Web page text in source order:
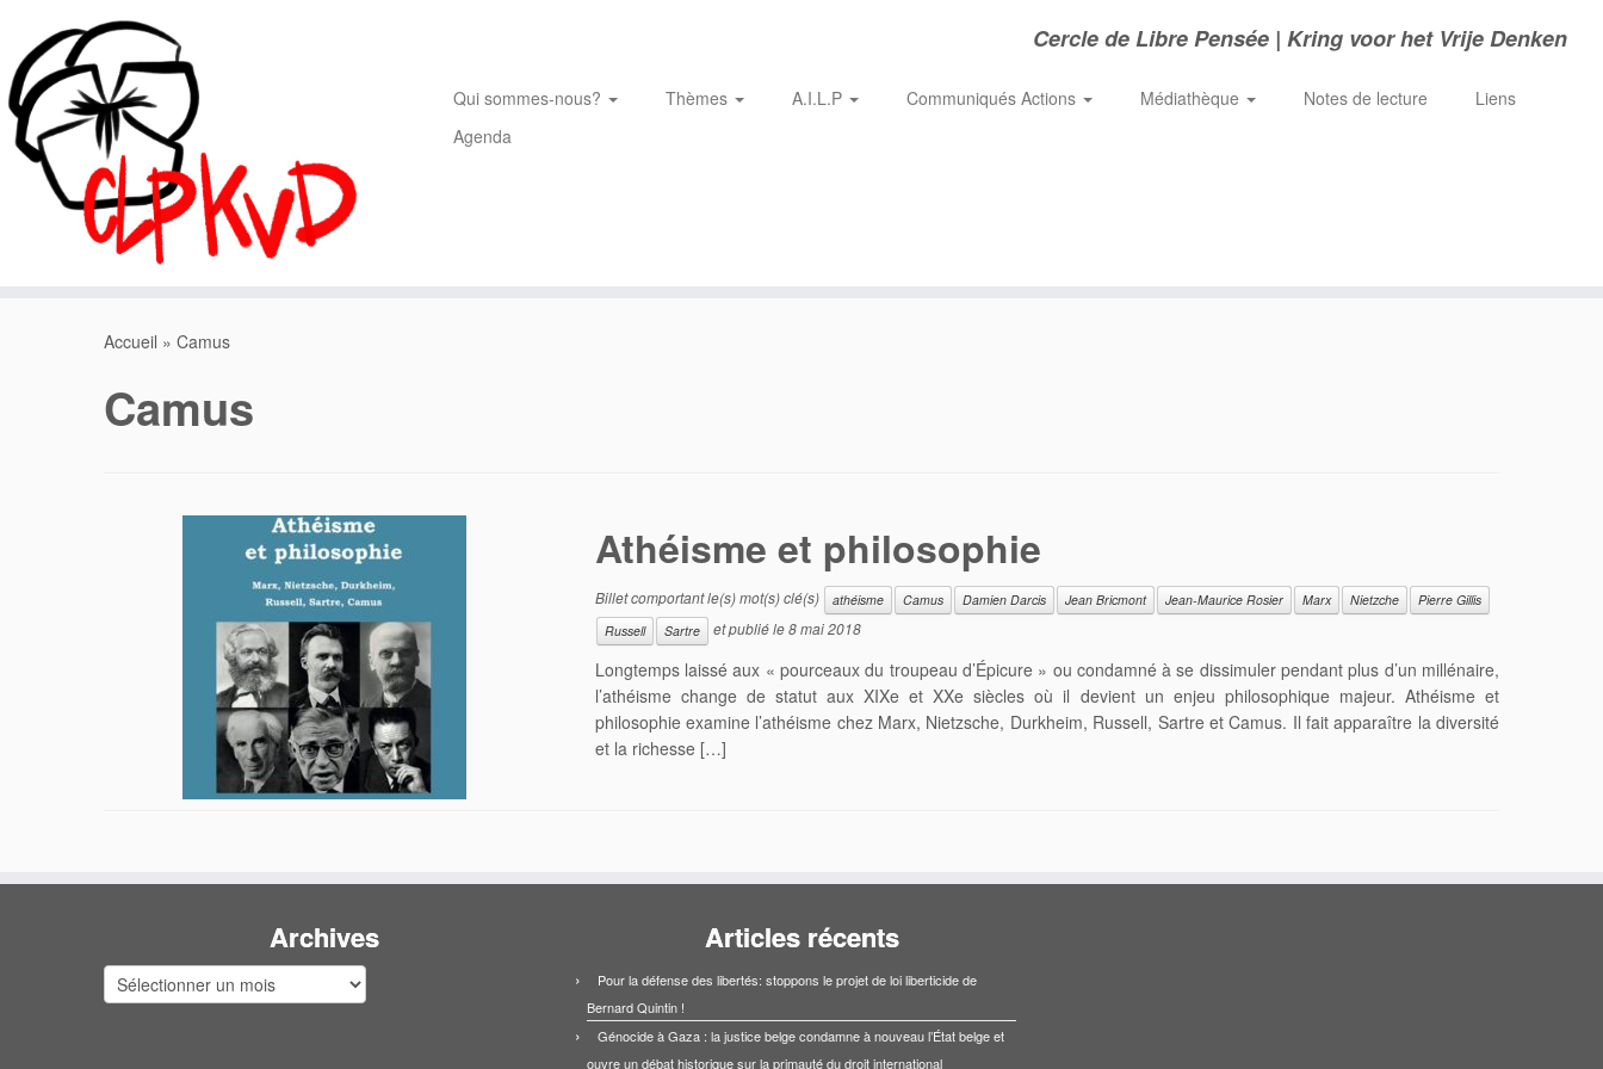
contenu
Cercle de Libre Pensée | Kring voor het Vrije Denken
Qui sommes-nous? Thèmes A.I.L.P Communiqués Actions Médiathèque Notes de lecture
Liens
Agenda
Accueil » Camus
Camus
Athéisme et philosophie
Billet comportant le(s) mot(s) clé(s) athéisme Camus Damien Darcis Jean Bricmont Jean-Maurice Rosier Marx Nietzche
Pierre Gillis
Russell
Sartre et publié le8 mai 2018
Longtemps laissé aux « pourceaux du troupeau d’Épicure » ou condamné à se dissimuler pendant plus d’un millénaire,
l’athéisme change de statut aux XIXe et XXe siècles où il devient un enjeu philosophique majeur. Athéisme et
philosophie examine l’athéisme chez Marx, Nietzsche, Durkheim, Russell, Sartre et Camus. Il fait apparaître la diversité
et la richesse […]
Archives
Archives
Articles récents
Pour la défense des libertés: stoppons le projet de loi liberticide de
Bernard Quintin !
Génocide à Gaza : la justice belge condamne à nouveau l’État belge et
ouvre un débat historique sur la primauté du droit international